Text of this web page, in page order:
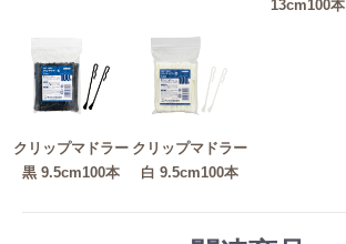
13cm100本
クリップマドラー
黒 9.5cm100本
クリップマドラー
白 9.5cm100本